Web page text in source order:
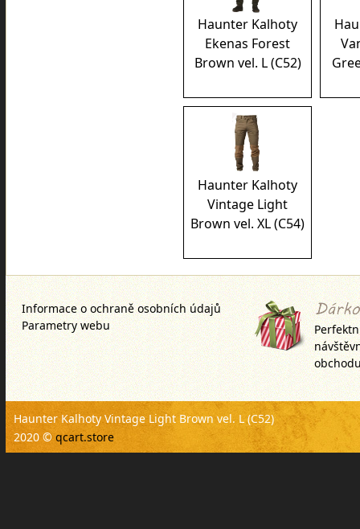
Haunter Kalhoty
Ekenas Forest
Brown vel. L (C52)
Haunter Kalhoty
Vintage Light
Brown vel. XL (C54)
Informace o ochraně osobních údajů
Parametry webu
Haunter Kalhoty Vintage Light Brown vel. L (C52)
2020 © qcart.store